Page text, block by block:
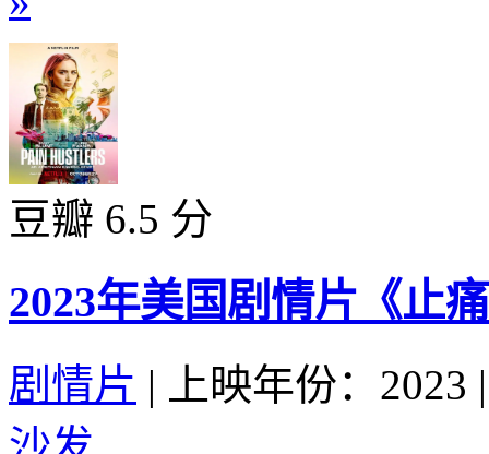
豆瓣 6.5 分
2023年美国剧情片《止
剧情片 | 上映年份：2023 |